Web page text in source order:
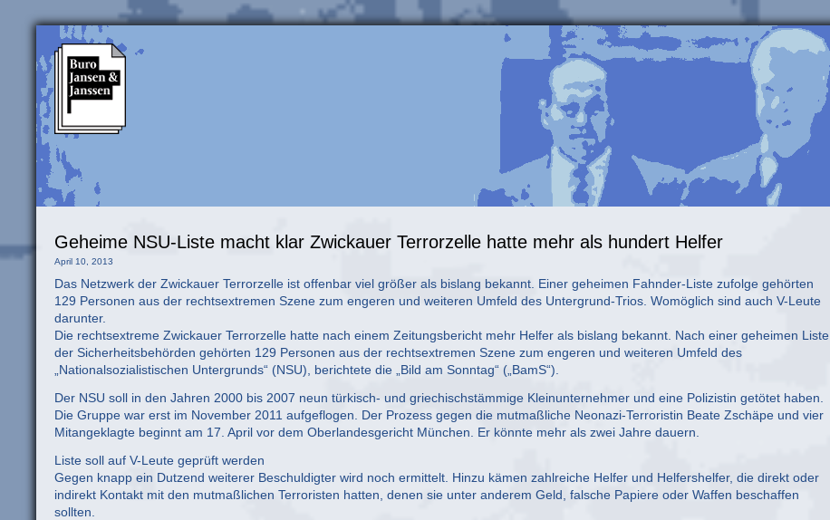
Geheime NSU-Liste macht klar Zwickauer Terrorzelle hatte mehr als hundert Helfer
April 10, 2013
Das Netzwerk der Zwickauer Terrorzelle ist offenbar viel größer als bislang bekannt. Einer geheimen Fahnder-Liste zufolge gehörten
129 Personen aus der rechtsextremen Szene zum engeren und weiteren Umfeld des Untergrund-Trios. Womöglich sind auch V-Leute
darunter.
Die rechtsextreme Zwickauer Terrorzelle hatte nach einem Zeitungsbericht mehr Helfer als bislang bekannt. Nach einer geheimen Liste
der Sicherheitsbehörden gehörten 129 Personen aus der rechtsextremen Szene zum engeren und weiteren Umfeld des
„Nationalsozialistischen Untergrunds“ (NSU), berichtete die „Bild am Sonntag“ („BamS“).
Der NSU soll in den Jahren 2000 bis 2007 neun türkisch- und griechischstämmige Kleinunternehmer und eine Polizistin getötet haben.
Die Gruppe war erst im November 2011 aufgeflogen. Der Prozess gegen die mutmaßliche Neonazi-Terroristin Beate Zschäpe und vier
Mitangeklagte beginnt am 17. April vor dem Oberlandesgericht München. Er könnte mehr als zwei Jahre dauern.
Liste soll auf V-Leute geprüft werden
Gegen knapp ein Dutzend weiterer Beschuldigter wird noch ermittelt. Hinzu kämen zahlreiche Helfer und Helfershelfer, die direkt oder
indirekt Kontakt mit den mutmaßlichen Terroristen hatten, denen sie unter anderem Geld, falsche Papiere oder Waffen beschaffen
sollten.